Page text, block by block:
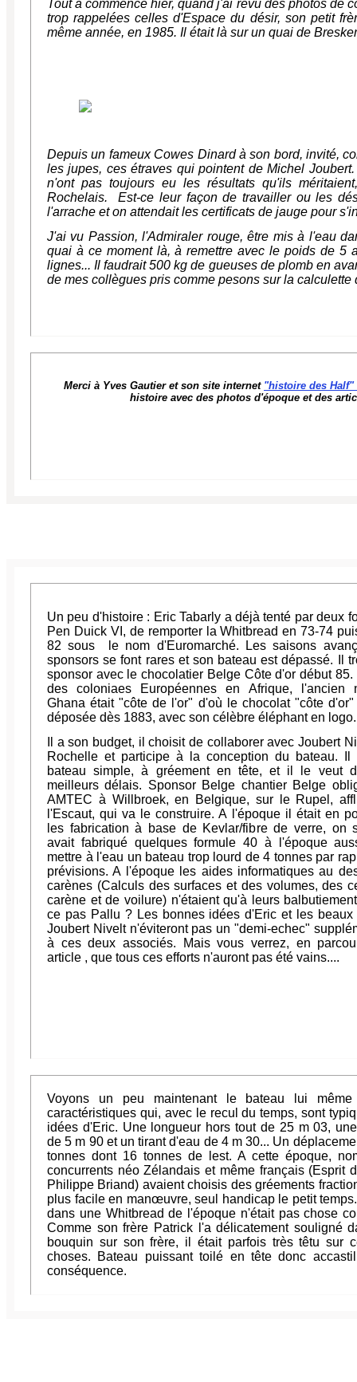
Tout a commencé hier, quand j'ai revu des photos de
trop rappelées celles d'Espace du désir, son petit
même année, en 1985. Il était là sur un quai de
Depuis un fameux Cowes Dinard à son bord, invité,
les jupes, ces étraves qui pointent de Michel
n'ont pas toujours eu les résultats qu'ils
Rochelais. Est-ce leur façon de travailler ou les
l'arrache et on attendait les certificats de jauge pour
J'ai vu Passion, l'Admiraler rouge, être mis à l'eau
quai à ce moment là, à remettre avec le poids de 5
lignes... Il faudrait 500 kg de gueuses de plomb en
de mes collègues pris comme pesons sur la
Merci à Yves Gautier et son site internet "histoire des Half"
histoire avec des photos d'époque et des
Un peu d'histoire : Eric Tabarly a déjà tenté par deux
Pen Duick VI, de remporter la Whitbread en 73-74
82 sous le nom d'Euromarché. Les saisons
sponsors se font rares et son bateau est dépassé. Il
sponsor avec le chocolatier Belge Côte d'or début 85.
des coloniaes Européennes en Afrique, l'ancien
Ghana était "côte de l'or" d'où le chocolat "côte d'or"
déposée dès 1883, avec son célèbre éléphant en logo.
Il a son budget, il choisit de collaborer avec Joubert
Rochelle et participe à la conception du bateau. Il
bateau simple, à gréement en tête, et il le veut
meilleurs délais. Sponsor Belge chantier Belge
AMTEC à Willbroek, en Belgique, sur le Rupel,
l'Escaut, qui va le construire. A l'époque il était en
les fabrication à base de Kevlar/fibre de verre, on
avait fabriqué quelques formule 40 à l'époque
mettre à l'eau un bateau trop lourd de 4 tonnes par
prévisions. A l'époque les aides informatiques au
carènes (Calculs des surfaces et des volumes, des
carène et de voilure) n'étaient qu'à leurs
ce pas Pallu ? Les bonnes idées d'Eric et les beaux
Joubert Nivelt n'éviteront pas un "demi-echec"
à ces deux associés. Mais vous verrez, en
article , que tous ces efforts n'auront pas été vains....
Voyons un peu maintenant le bateau lui
caractéristiques qui, avec le recul du temps, sont
idées d'Eric. Une longueur hors tout de 25 m 03,
de 5 m 90 et un tirant d'eau de 4 m 30... Un
tonnes dont 16 tonnes de lest. A cette époque,
concurrents néo Zélandais et même français (Esprit
Philippe Briand) avaient choisis des gréements
plus facile en manœuvre, seul handicap le petit
dans une Whitbread de l'époque n'était pas chose
Comme son frère Patrick l'a délicatement souligné
bouquin sur son frère, il était parfois très têtu sur
choses. Bateau puissant toilé en tête donc
conséquence.